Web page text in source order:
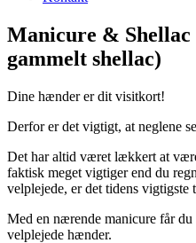
Manicure & Shellac
gammelt shellac)
Dine hænder er dit visitkort!
Derfor er det vigtigt, at neglene
Det har altid været lækkert at
faktisk meget vigtiger end du
velplejede, er det tidens
Med en nærende manicure får
velplejede hænder.